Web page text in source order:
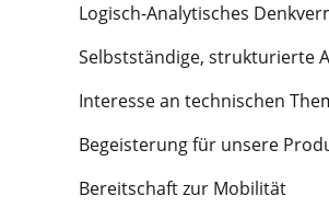
Logisch-Analytisches
Selbstständige, strukturierte
Interesse an technischen
Begeisterung für unsere
Bereitschaft zur Mobilität